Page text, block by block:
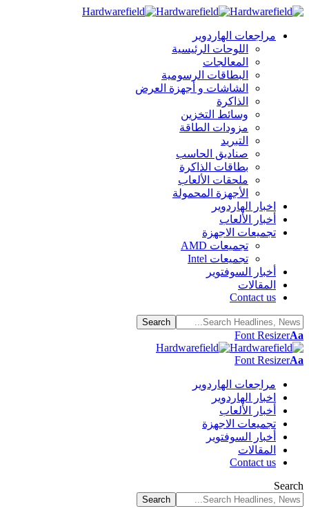
مراجعات الهاردوير
اللوحات الرئيسية
المعالجات
البطاقات الرسومية
الشاشات و أجهزة العرض
الذاكرة
وسائط التخزين
مزودات الطاقة
التبريد
صناديق الحاسب
بطاقات الذاكرة
ملحقات الألعاب
الأجهزة المحمولة
اخبار الهاردوير
أخبار الألعاب
تجميعات الاجهزة
تجميعات AMD
تجميعات Intel
أخبار السوفتوير
المقالات
Contact us
Font ResizerAa
Font ResizerAa
مراجعات الهاردوير
اخبار الهاردوير
أخبار الألعاب
تجميعات الاجهزة
أخبار السوفتوير
المقالات
Contact us
Search